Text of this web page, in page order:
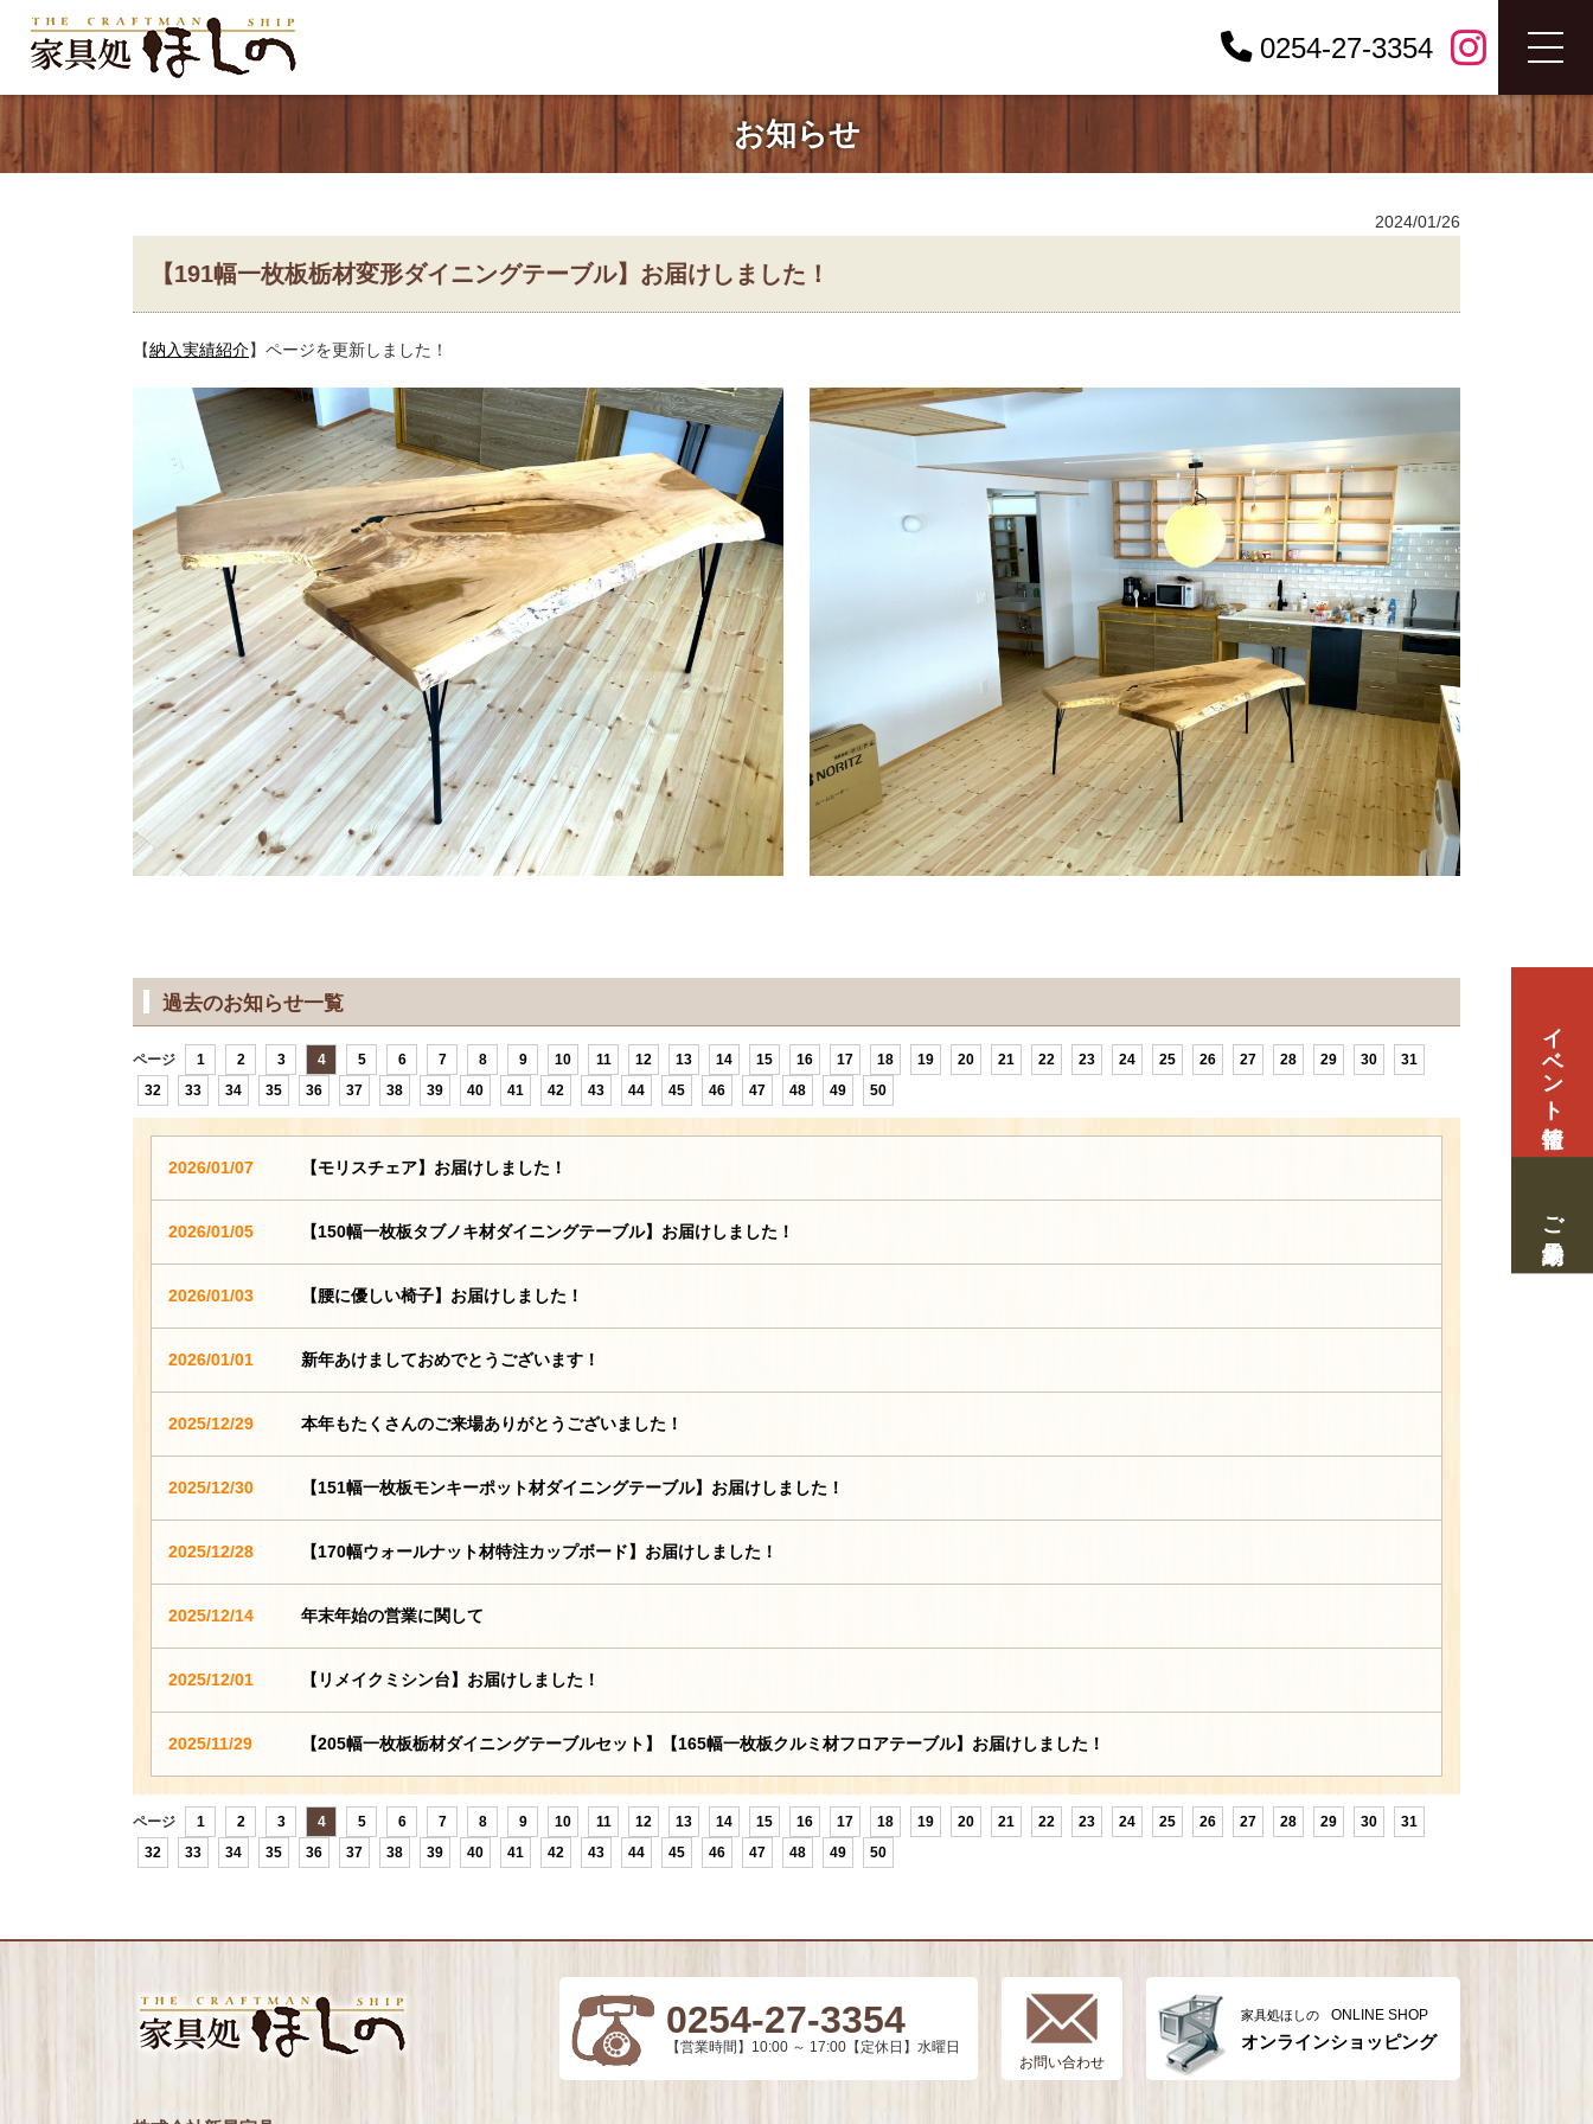
0254-27-3354
お知らせ
2024/01/26
【191幅一枚板栃材変形ダイニングテーブル】お届けしました！
【納入実績紹介】ページを更新しました！
過去のお知らせ一覧
ページ 1 2 3 4 5 6 7 8 9 10 11 12 13 14 15 16 17 18 19 20 21 22 23 24 25 26 27 28 29 30
31
32
33 34 35 36 37 38 39 40 41 42 43 44 45 46 47 48 49 50
2026/01/07 【モリスチェア】お届けしました！
2026/01/05 【150幅一枚板タブノキ材ダイニングテーブル】お届けしました！
2026/01/03 【腰に優しい椅子】お届けしました！
2026/01/01 新年あけましておめでとうございます！
2025/12/29 本年もたくさんのご来場ありがとうございました！
2025/12/30 【151幅一枚板モンキーポット材ダイニングテーブル】お届けしました！
2025/12/28 【170幅ウォールナット材特注カップボード】お届けしました！
2025/12/14 年末年始の営業に関して
2025/12/01 【リメイクミシン台】お届けしました！
2025/11/29 【205幅一枚板栃材ダイニングテーブルセット】【165幅一枚板クルミ材フロアテーブル】お届けしました！
ページ 1 2 3 4 5 6 7 8 9 10 11 12 13 14 15 16 17 18 19 20 21 22 23 24 25 26 27 28 29 30
31
32
33 34 35 36 37 38 39 40 41 42 43 44 45 46 47 48 49 50
0254-27-3354
【営業時間】10:00 ～ 17:00【定休日】水曜日
お問い合わせ
家具処ほしの ONLINE SHOP
オンラインショッピング
イベント情報
ご来場予約